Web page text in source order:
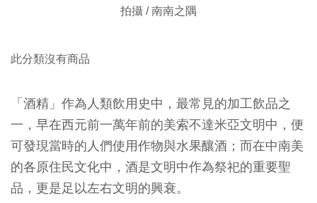
拍攝 / 南南之隅
此分類沒有商品
「酒精」作為人類飲用史中，最常見的加工飲品之
一，早在西元前一萬年前的美索不達米亞文明中，便
可發現當時的人們使用作物與水果釀酒；而在中南美
的各原住民文化中，酒是文明中作為祭祀的重要聖
品，更是足以左右文明的興衰。